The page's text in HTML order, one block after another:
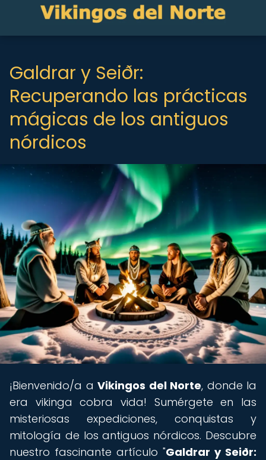
Galdrar y Seiðr:
Recuperando las prácticas
mágicas de los antiguos
nórdicos
¡Bienvenido/a a Vikingos del Norte, donde la
era vikinga cobra vida! Sumérgete en las
misteriosas expediciones, conquistas y
mitología de los antiguos nórdicos. Descubre
nuestro fascinante artículo "Galdrar y Seiðr: